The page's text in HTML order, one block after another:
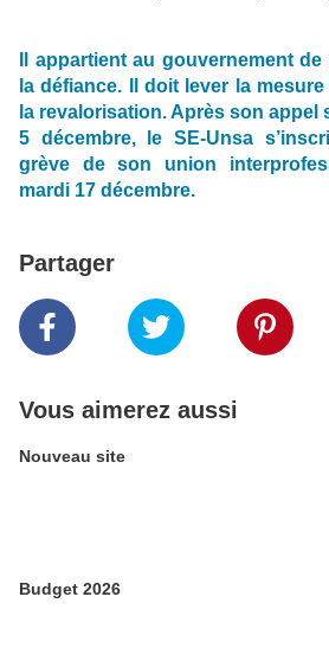
Il appartient au gouvernement
la défiance. Il doit lever la
la revalorisation. Après son appel
5 décembre, le SE-Unsa
grève de son union
mardi 17 décembre.
Partager
Vous aimerez aussi
Nouveau site
Budget 2026